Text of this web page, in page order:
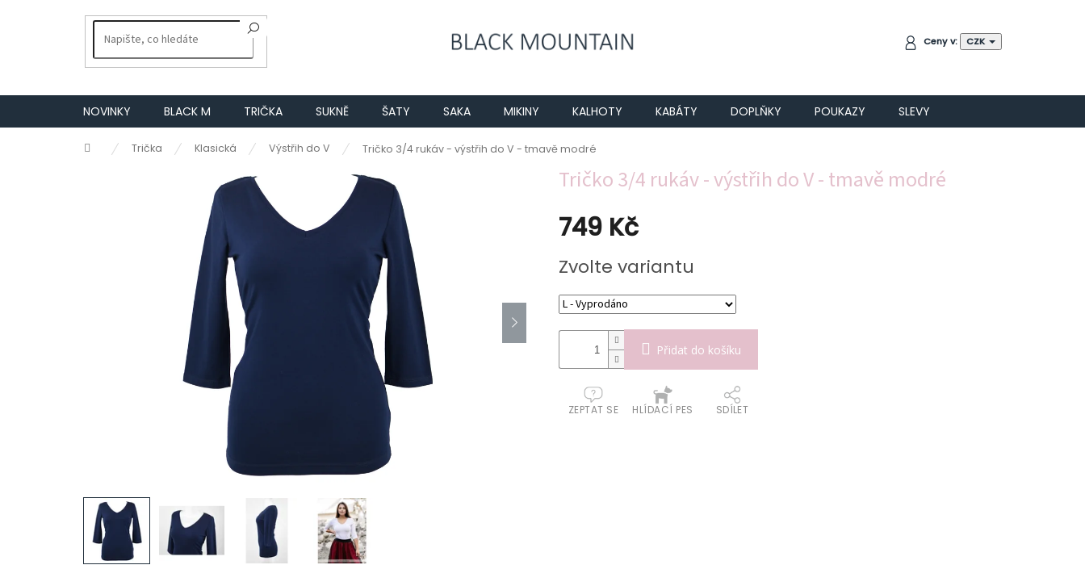
NÁKUPNÍCeny v: CZK
NOVINKY BLACK M TRIČKA SUKNĚ ŠATY SAKA MIKINY KALHOTY KABÁTY DOPLŇKY POUKAZY SLEVY
Domů Trička Klasická Výstřih do V Tričko 3/4 rukáv - výstřih do V - tmavě modré
Tričko 3/4 rukáv - výstřih do V - tmavě modré
749 Kč
cena:
Zvolte variantu
Přidat do košíku
ZEPTAT SE HLÍDACÍ PES SDÍLET